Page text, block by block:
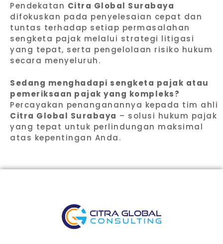
Pendekatan Citra Global Surabaya
difokuskan pada penyelesaian cepat dan
tuntas terhadap setiap permasalahan
sengketa pajak melalui strategi litigasi
yang tepat, serta pengelolaan risiko hukum
secara menyeluruh.
Sedang menghadapi sengketa pajak atau
pemeriksaan pajak yang kompleks?
Percayakan penanganannya kepada tim ahli
Citra Global Surabaya – solusi hukum pajak
yang tepat untuk perlindungan maksimal
atas kepentingan Anda.